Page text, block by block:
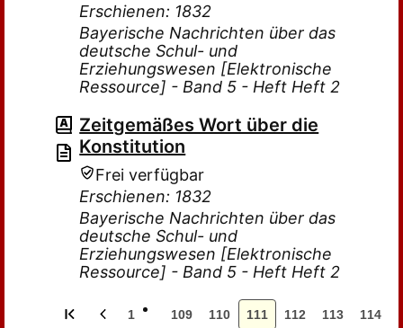
Erschienen: 1832
Bayerische Nachrichten über das
deutsche Schul- und
Erziehungswesen [Elektronische
Ressource] - Band 5 - Heft Heft 2
Zeitgemäßes Wort über die
Konstitution
Frei verfügbar
Erschienen: 1832
Bayerische Nachrichten über das
deutsche Schul- und
Erziehungswesen [Elektronische
Ressource] - Band 5 - Heft Heft 2
1 109 110 111 112 113 114